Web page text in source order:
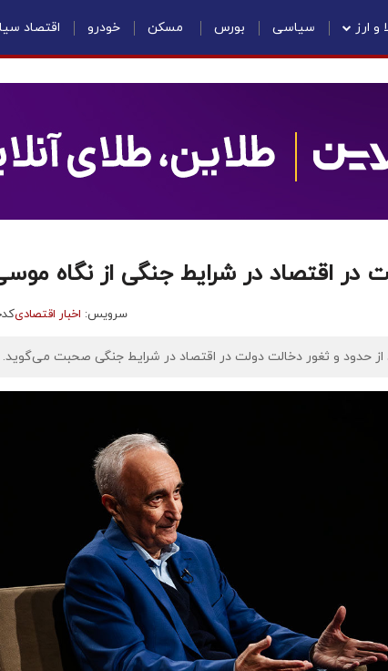
و ارز سیاسی بورس مسکن خودرو اقتصاد
در اقتصاد در شرایط جنگی از نگاه
سرویس: اخبار اقتصادی
از حدود و ثغور دخالت دولت در اقتصاد در شرایط جنگی صحبت می‌گوید.